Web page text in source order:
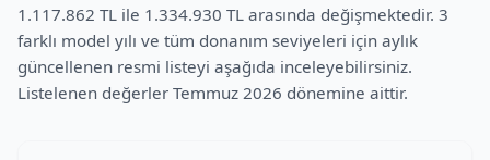
1.117.862 TL ile 1.334.930 TL arasında değişmektedir. 3
farklı model yılı ve tüm donanım seviyeleri için aylık
güncellenen resmi listeyi aşağıda inceleyebilirsiniz.
Listelenen değerler Temmuz 2026 dönemine aittir.